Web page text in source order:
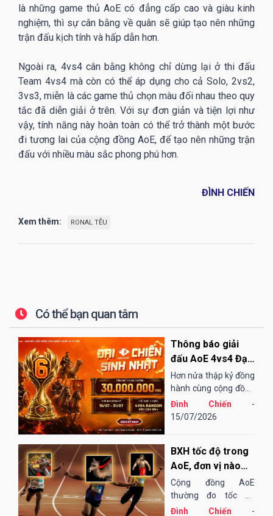
là những game thủ AoE có đẳng cấp cao và giàu kinh
nghiệm, thì sự cân bằng về quân sẽ giúp tạo nên những
trận đấu kịch tính và hấp dẫn hơn.
Ngoài ra, 4vs4 cân bằng không chỉ dừng lại ở thi đấu
Team 4vs4 mà còn có thể áp dụng cho cả Solo, 2vs2,
3vs3, miễn là các game thủ chọn màu đối nhau theo quy
tắc đã diễn giải ở trên. Với sự đơn giản và tiện lợi như
vậy, tính năng này hoàn toàn có thể trở thành một bước
đi tương lai của cộng đồng AoE, để tạo nên những trận
đấu với nhiều màu sắc phong phú hơn.
ĐÌNH CHIẾN
Xem thêm: RONAL TỄU
Có thể bạn quan tâm
Thông báo giải
đấu AoE 4vs4 Đại
Chiến Sinh Nhật
EGOPLAY
Hơn nửa thập kỷ đồng
hành cùng cộng đồng
AoE Việt Nam,
EGOPLAY đã không
sân chơi...
Đình Chiến -
15/07/2026
BXH tốc độ trong
AoE, đơn vị nào
"chạy" nhanh
nhất?
Cộng đồng AoE
thường đo tốc độ
chạy của các đơn vị
Đình Chiến -